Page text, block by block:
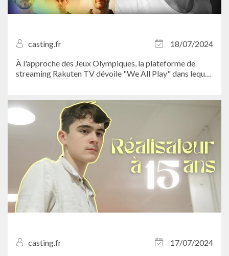
casting.fr
18/07/2024
À l'approche des Jeux Olympiques, la plateforme de
streaming Rakuten TV dévoile "We All Play" dans lequel
Casting.fr a eu l'opportunité de le...
casting.fr
17/07/2024